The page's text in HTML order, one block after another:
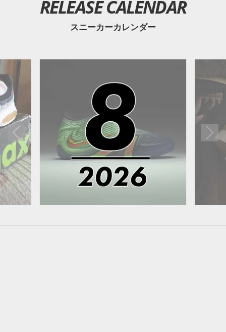
RELEASE CALENDAR
スニーカーカレンダー